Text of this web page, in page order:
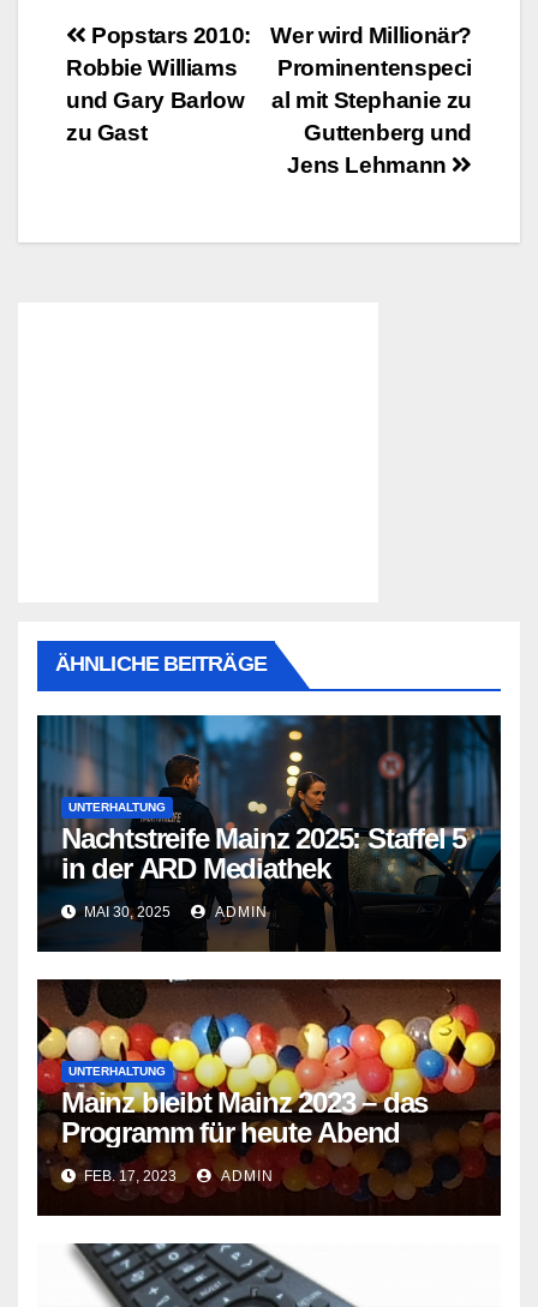
Beitragsnavigation
Wer wird Millionär?
Prominentenspeci
al mit Stephanie zu
Guttenberg und
Jens Lehmann
Popstars 2010:
Robbie Williams
und Gary Barlow
zu Gast
ÄHNLICHE BEITRÄGE
UNTERHALTUNG
Nachtstreife Mainz 2025: Staffel 5
in der ARD Mediathek
MAI 30, 2025 ADMIN
UNTERHALTUNG
Mainz bleibt Mainz 2023 – das
Programm für heute Abend
FEB. 17, 2023 ADMIN